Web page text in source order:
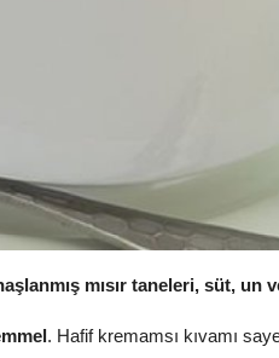
mısır taneleri, süt, un
. Hafif kremamsı kıvamı